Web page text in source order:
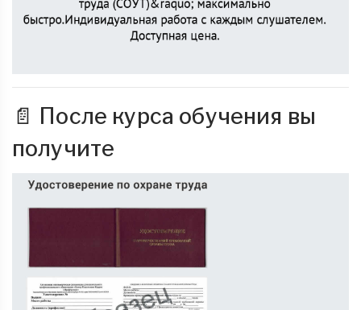
📄 После курса обучения вы
получите